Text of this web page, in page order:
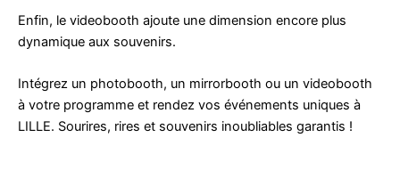
Enfin, le videobooth ajoute une dimension encore plus
dynamique aux souvenirs.
Intégrez un photobooth, un mirrorbooth ou un videobooth
à votre programme et rendez vos événements uniques à
LILLE. Sourires, rires et souvenirs inoubliables garantis !